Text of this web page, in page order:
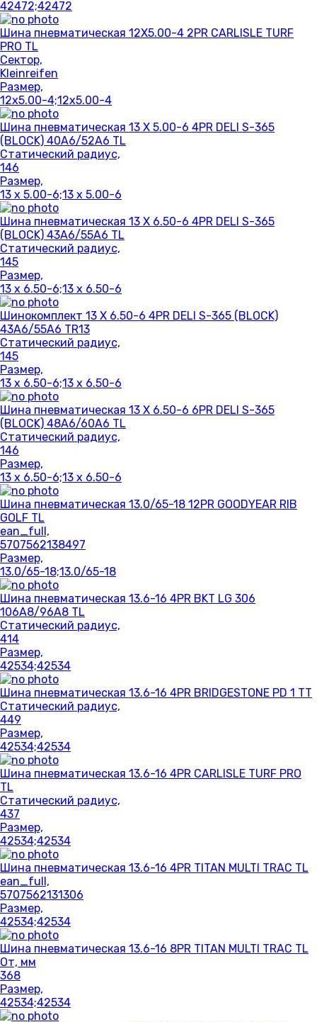
42472;42472
Шина пневматическая 12X5.00-4 2PR CARLISLE TURF
PRO TL
Сектор,
Kleinreifen
Размер,
12x5.00-4;12x5.00-4
Шина пневматическая 13 X 5.00-6 4PR DELI S-365
(BLOCK) 40A6/52A6 TL
Статический радиус,
146
Размер,
13 x 5.00-6;13 x 5.00-6
Шина пневматическая 13 X 6.50-6 4PR DELI S-365
(BLOCK) 43A6/55A6 TL
Статический радиус,
145
Размер,
13 x 6.50-6;13 x 6.50-6
Шинокомплект 13 X 6.50-6 4PR DELI S-365 (BLOCK)
43A6/55A6 TR13
Статический радиус,
145
Размер,
13 x 6.50-6;13 x 6.50-6
Шина пневматическая 13 X 6.50-6 6PR DELI S-365
(BLOCK) 48A6/60A6 TL
Статический радиус,
146
Размер,
13 x 6.50-6;13 x 6.50-6
Шина пневматическая 13.0/65-18 12PR GOODYEAR RIB
GOLF TL
ean_full,
5707562138497
Размер,
13.0/65-18;13.0/65-18
Шина пневматическая 13.6-16 4PR BKT LG 306
106A8/96A8 TL
Статический радиус,
414
Размер,
42534;42534
Шина пневматическая 13.6-16 4PR BRIDGESTONE PD 1 TT
Статический радиус,
449
Размер,
42534;42534
Шина пневматическая 13.6-16 4PR CARLISLE TURF PRO
TL
Статический радиус,
437
Размер,
42534;42534
Шина пневматическая 13.6-16 4PR TITAN MULTI TRAC TL
ean_full,
5707562131306
Размер,
42534;42534
Шина пневматическая 13.6-16 8PR TITAN MULTI TRAC TL
От, мм
368
Размер,
42534;42534